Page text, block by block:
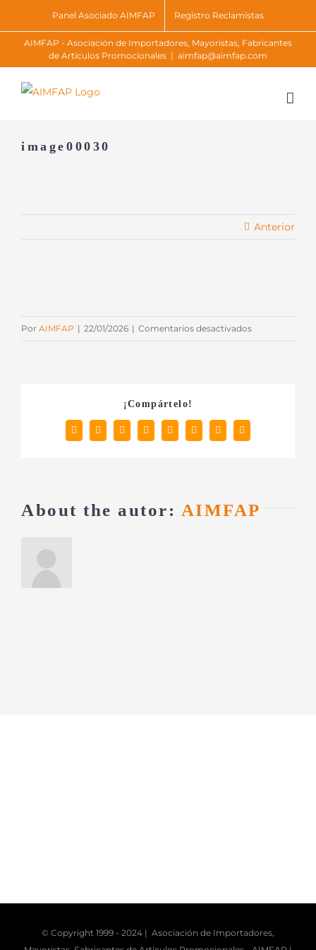
to
content
Panel Asociado AIMFAP Registro Reclamistas
AIMFAP - Asociación de Importadores, Mayoristas, Fabricantes
de Artículos Promocionales | aimfap@aimfap.com
image00030
Anterior
Por AIMFAP | 22/01/2026 | Comentarios desactivadosen
¡Compártelo!
Facebook
X RedditLinkedInTumblrPinterest
Vk
Correo
electrónico
About the autor: AIMFAP
© Copyright 1999 - 2024 | Asociación de Importadores,